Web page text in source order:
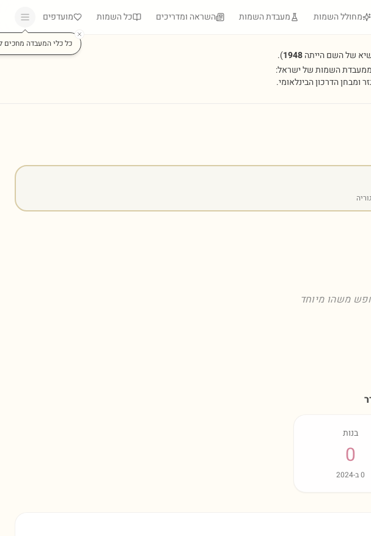
מחולל השמות מעבדת השמות השראה ומדריכים כל השמות מועדפים
כל כלי המעבדה מחכים
של השם הייתה1948
).
ממעבדת השמות של ישראל:
ומבחן הדרכון הבינלאומי.
משהו מיוחד
בנות
0
0ב-2024